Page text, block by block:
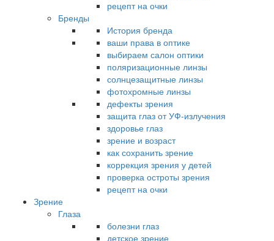
рецепт на очки
Бренды
История бренда
ваши права в оптике
выбираем салон оптики
поляризационные линзы
солнцезащитные линзы
фотохромные линзы
дефекты зрения
защита глаз от УФ-излучения
здоровье глаз
зрение и возраст
как сохранить зрение
коррекция зрения у детей
проверка остроты зрения
рецепт на очки
Зрение
Глаза
болезни глаз
детское зрение